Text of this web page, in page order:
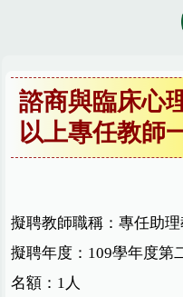
要
內
容諮商與臨床心
以上專任教師
擬聘教師職稱：專任助
擬聘年度：109學年度第
名額：1人